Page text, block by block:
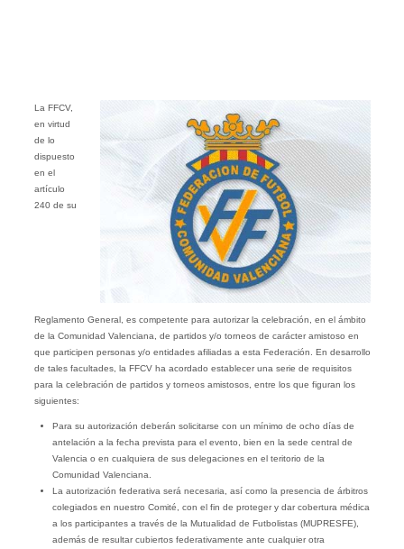
La FFCV,
en virtud
de lo
dispuesto
en el
artículo
240 de su
Reglamento General, es competente para autorizar la celebración, en el ámbito
de la Comunidad Valenciana, de partidos y/o torneos de carácter amistoso en
que participen personas y/o entidades afiliadas a esta Federación. En desarrollo
de tales facultades, la FFCV ha acordado establecer una serie de requisitos
para la celebración de partidos y torneos amistosos, entre los que figuran los
siguientes:
Para su autorización deberán solicitarse con un mínimo de ocho días de
antelación a la fecha prevista para el evento, bien en la sede central de
Valencia o en cualquiera de sus delegaciones en el teritorio de la
Comunidad Valenciana.
La autorización federativa será necesaria, así como la presencia de árbitros
colegiados en nuestro Comité, con el fin de proteger y dar cobertura médica
a los participantes a través de la Mutualidad de Futbolistas (MUPRESFE),
además de resultar cubiertos federativamente ante cualquier otra